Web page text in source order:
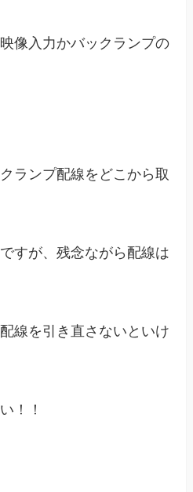
像入力かバックランプの
ランプ配線をどこから取
すが、残念ながら配線は
線を引き直さないといけ
！！